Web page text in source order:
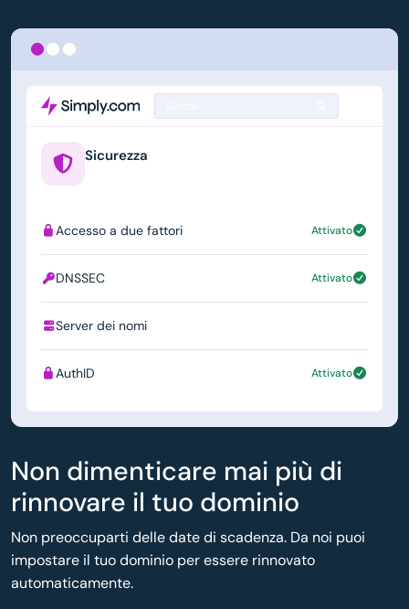
Sicurezza
Accesso a due fattori Attivato
DNSSEC Attivato
Server dei nomi
AuthID Attivato
Non dimenticare mai più di
rinnovare il tuo dominio
Non preoccuparti delle date di scadenza. Da noi puoi
impostare il tuo dominio per essere rinnovato
automaticamente.